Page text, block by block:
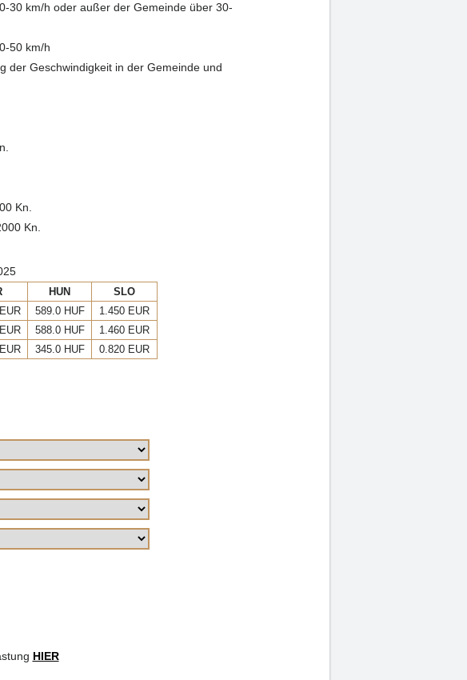
30 km/h oder außer der Gemeinde über 30-
50 km/h
der Geschwindigkeit in der Gemeinde und
Kn.
Kn.
HUN
SLO
589.0 HUF
1.450 EUR
588.0 HUF
1.460 EUR
345.0 HUF 0.820 EUR
HIER